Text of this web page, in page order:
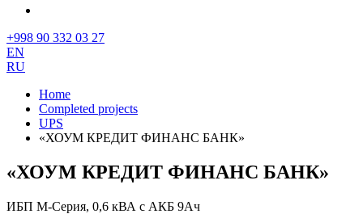
+998 90 332 03 27
EN
RU
Home
Completed projects
UPS
«ХОУМ КРЕДИТ ФИНАНС БАНК»
«ХОУМ КРЕДИТ ФИНАНС БАНК»
ИБП М-Серия, 0,6 кВА с АКБ 9Ач